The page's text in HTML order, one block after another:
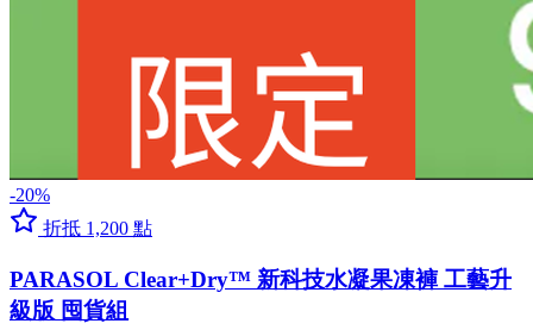
-20%
折抵 1,200 點
PARASOL Clear+Dry™ 新科技水凝果凍褲 工藝升
級版 囤貨組